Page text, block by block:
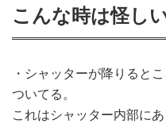
こんな時は怪し
・シャッターが降りると
ついてる。
これはシャッター内部に